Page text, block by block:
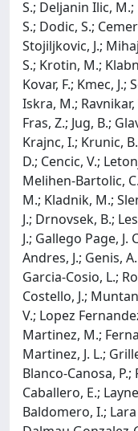
S.; Deljanin Ilic,
S.; Dodic, S.;
Stojiljkovic, J.;
S.; Krotin, M.;
Kovar, F.; Kmec,
Iskra, M.; Ravnikar,
Fras, Z.; Jug, B.;
Krajnc, I.; Krunic,
D.; Cencic, V.;
Melihen-Bartolic,
M.; Kladnik, M.;
J.; Drnovsek, B.;
J.; Gallego Page,
Andres, J.; Genis,
Garcia-Cosio, L.;
Costello, J.;
V.; Lopez
Martinez, M.;
Martinez, J. L.;
Blanco-Canosa,
Caballero, E.;
Baldomero, I.;